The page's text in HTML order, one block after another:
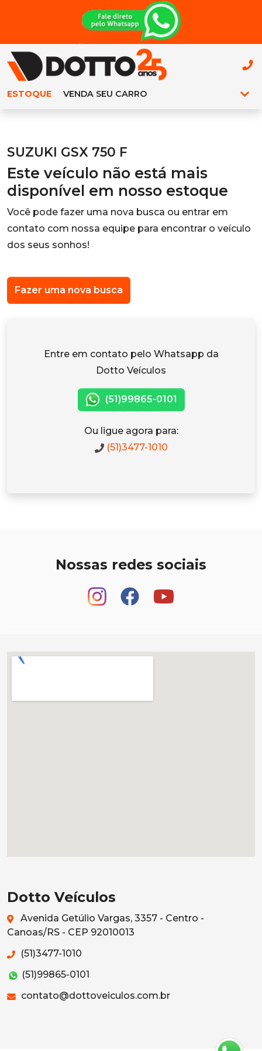
ESTOQUE VENDA SEU CARRO
SUZUKI GSX 750 F
Este veículo não está mais
disponível em nosso estoque
Você pode fazer uma nova busca ou entrar em
contato com nossa equipe para encontrar o veículo
dos seus sonhos!
Fazer uma nova busca
Entre em contato pelo Whatsapp da
Dotto Veículos
(51)99865-0101
Ou ligue agora para:
(51)3477-1010
Nossas redes sociais
Dotto Veículos
Avenida Getúlio Vargas, 3357 - Centro -
Canoas/RS - CEP 92010013
(51)3477-1010
(51)99865-0101
contato@dottoveiculos.com.br